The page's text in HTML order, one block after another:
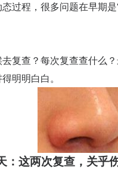
过程，很多问题在早期
查？每次复查查什么？
明明白白。
：这两次复查，关乎